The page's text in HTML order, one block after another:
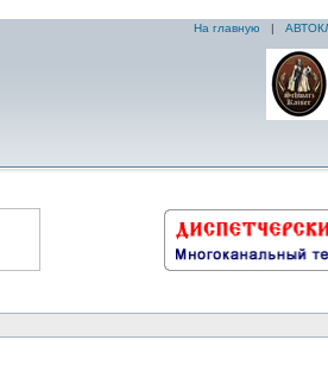
На главную |